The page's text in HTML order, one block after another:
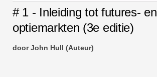
# 1 - Inleiding tot futures- en
optiemarkten (3e editie)
door John Hull (Auteur)